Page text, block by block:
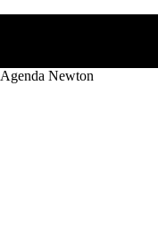
Agenda Newton